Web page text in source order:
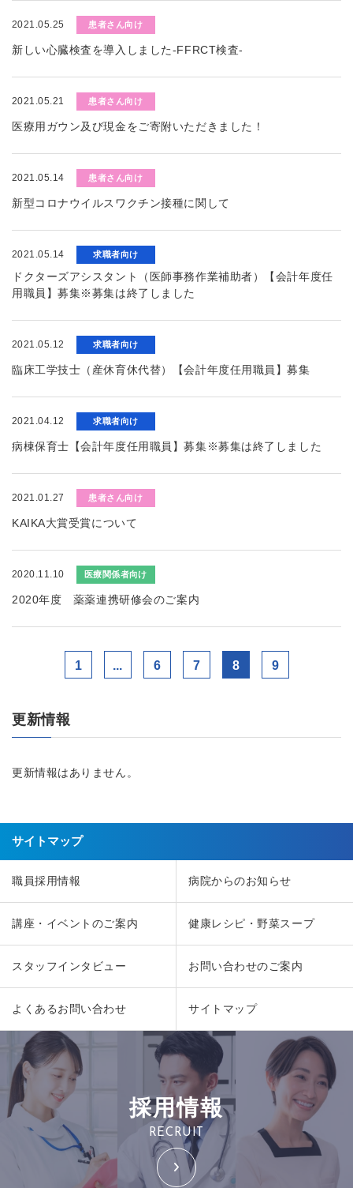
2021.05.25 患者さん向け
新しい心臓検査を導入しました-FFRCT検査-
2021.05.21 患者さん向け
医療用ガウン及び現金をご寄附いただきました！
2021.05.14 患者さん向け
新型コロナウイルスワクチン接種に関して
2021.05.14 求職者向け
ドクターズアシスタント（医師事務作業補助者）【会計年度任
用職員】募集※募集は終了しました
2021.05.12 求職者向け
臨床工学技士（産休育休代替）【会計年度任用職員】募集
2021.04.12 求職者向け
病棟保育士【会計年度任用職員】募集※募集は終了しました
2021.01.27 患者さん向け
KAIKA大賞受賞について
2020.11.10 医療関係者向け
2020年度 薬薬連携研修会のご案内
1 ... 6 7 8 9
更新情報
更新情報はありません。
サイトマップ
職員採用情報 病院からのお知らせ
講座・イベントのご案内 健康レシピ・野菜スープ
スタッフインタビュー お問い合わせのご案内
よくあるお問い合わせ サイトマップ
採用情報
RECRUIT